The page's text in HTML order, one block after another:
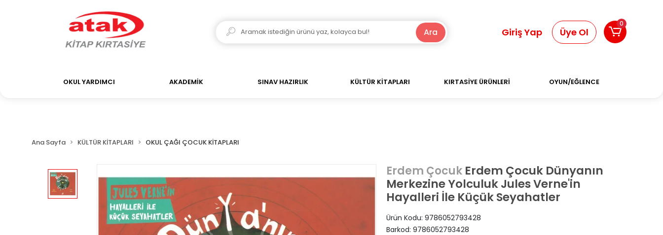
Ara Giriş Yap Üye Ol
0
OKUL YARDIMCI AKADEMİK SINAV HAZIRLIK KÜLTÜR KİTAPLARI KIRTASİYE ÜRÜNLERİ OYUN/EĞLENCE
Ana Sayfa KÜLTÜR KİTAPLARI OKUL ÇAĞI ÇOCUK KİTAPLARI
Erdem ÇocukErdem Çocuk Dünyanın
Merkezine Yolculuk Jules Verne'in
Hayalleri İle Küçük Seyahatler
Ürün Kodu: 9786052793428
Barkod: 9786052793428